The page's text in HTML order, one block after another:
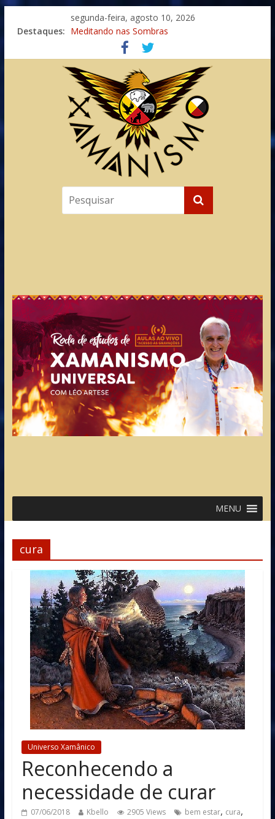
segunda-feira, agosto 10, 2026
Destaques:
Imaginação na Cura
Meditando nas Sombras
Autosuficiência: A Jornada do Espírito Ancestral
Xamanismo Universal
Totens – Caminho Espiritual – Crescimento
MENU
cura
Universo Xamânico
Reconhecendo a
necessidade de curar
07/06/2018 Kbello 2905 Views bem estar, cura,